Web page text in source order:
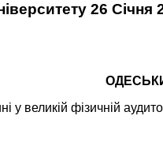
26 Січня
у великій фізичній